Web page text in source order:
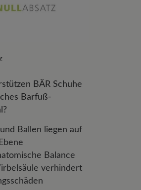
BÄR Schuhe
Barfuß-
Ballen liegen auf
Balance
verhindert